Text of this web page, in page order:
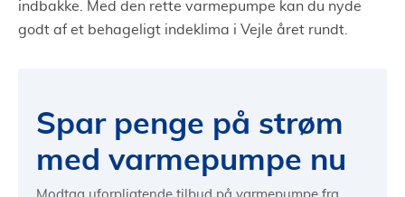
indbakke. Med den rette varmepumpe kan du nyde
godt af et behageligt indeklima i Vejle året rundt.
Spar penge på strøm
med varmepumpe nu